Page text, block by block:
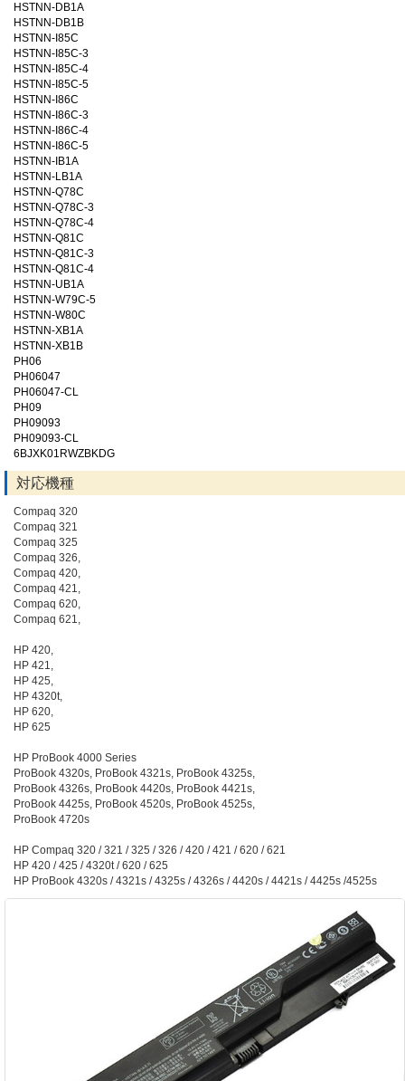
HSTNN-DB1A
HSTNN-DB1B
HSTNN-I85C
HSTNN-I85C-3
HSTNN-I85C-4
HSTNN-I85C-5
HSTNN-I86C
HSTNN-I86C-3
HSTNN-I86C-4
HSTNN-I86C-5
HSTNN-IB1A
HSTNN-LB1A
HSTNN-Q78C
HSTNN-Q78C-3
HSTNN-Q78C-4
HSTNN-Q81C
HSTNN-Q81C-3
HSTNN-Q81C-4
HSTNN-UB1A
HSTNN-W79C-5
HSTNN-W80C
HSTNN-XB1A
HSTNN-XB1B
PH06
PH06047
PH06047-CL
PH09
PH09093
PH09093-CL
6BJXK01RWZBKDG
対応機種
Compaq 320
Compaq 321
Compaq 325
Compaq 326,
Compaq 420,
Compaq 421,
Compaq 620,
Compaq 621,
HP 420,
HP 421,
HP 425,
HP 4320t,
HP 620,
HP 625
HP ProBook 4000 Series
ProBook 4320s, ProBook 4321s, ProBook 4325s,
ProBook 4326s, ProBook 4420s, ProBook 4421s,
ProBook 4425s, ProBook 4520s, ProBook 4525s,
ProBook 4720s
HP Compaq 320 / 321 / 325 / 326 / 420 / 421 / 620 / 621
HP 420 / 425 / 4320t / 620 / 625
HP ProBook 4320s / 4321s / 4325s / 4326s / 4420s / 4421s / 4425s /4525s